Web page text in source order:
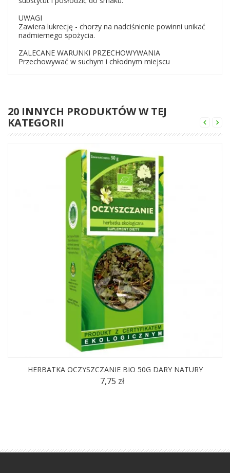
UWAGI
Zawiera lukrecję - chorzy na nadciśnienie powinni unikać
nadmiernego spożycia.
ZALECANE WARUNKI PRZECHOWYWANIA
Przechowywać w suchym i chłodnym miejscu
20 INNYCH PRODUKTÓW W TEJ
KATEGORII
HERBATKA OCZYSZCZANIE BIO 50G DARY NATURY
7,75 zł